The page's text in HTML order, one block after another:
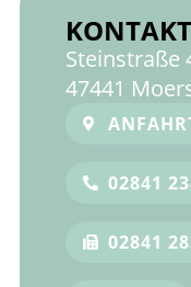
Steinstraße
47441
02841
02841